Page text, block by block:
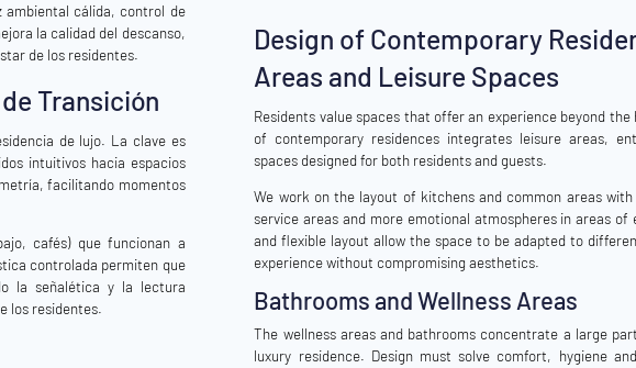
ambiental cálida, control de
la calidad del descanso,
de los residentes.
Transición
de lujo. La clave es
intuitivos hacia espacios
facilitando momentos
cafés) que funcionan a
controlada permiten que
la señalética y la lectura
los residentes.
Design of Contemporary
Areas and Leisure Spaces
Residents value spaces that offer an experience beyond
of contemporary residences integrates leisure areas,
spaces designed for both residents and guests.
We work on the layout of kitchens and common areas
service areas and more emotional atmospheres in areas of
and flexible layout allow the space to be adapted to
experience without compromising aesthetics.
Bathrooms and Wellness Areas
The wellness areas and bathrooms concentrate a large
luxury residence. Design must solve comfort, hygiene